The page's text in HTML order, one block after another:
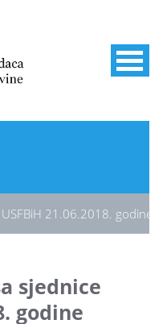
21.06.2018. godine
sjednice
godine